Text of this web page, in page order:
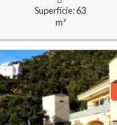
Superfície: 63
m²